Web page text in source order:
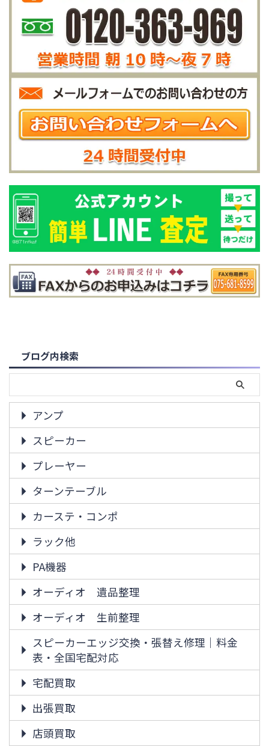
ブログ内検索
アンプ
スピーカー
プレーヤー
ターンテーブル
カーステ・コンポ
ラック他
PA機器
オーディオ 遺品整理
オーディオ 生前整理
スピーカーエッジ交換・張替え修理｜料金
表・全国宅配対応
宅配買取
出張買取
店頭買取